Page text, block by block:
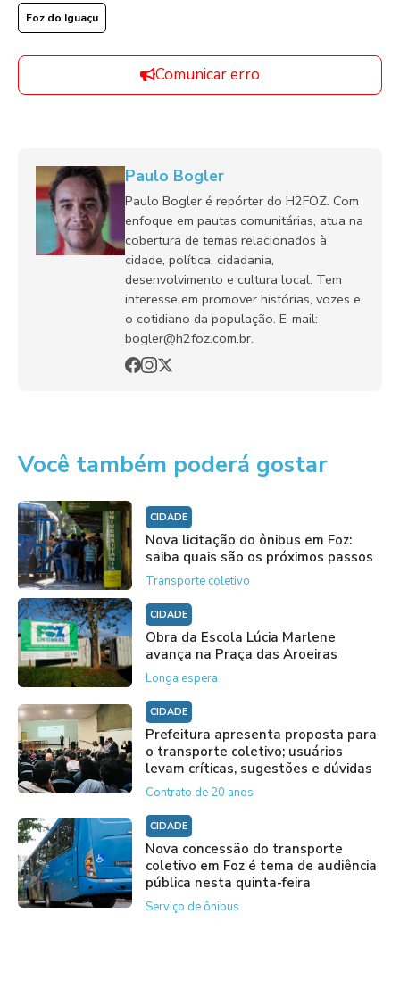
Foz do Iguaçu
Comunicar erro
Paulo Bogler
Paulo Bogler é repórter do H2FOZ. Com
enfoque em pautas comunitárias, atua na
cobertura de temas relacionados à
cidade, política, cidadania,
desenvolvimento e cultura local. Tem
interesse em promover histórias, vozes e
o cotidiano da população. E-mail:
bogler@h2foz.com.br.
Você também poderá gostar
CIDADE
Nova licitação do ônibus em Foz:
saiba quais são os próximos passos
Transporte coletivo
CIDADE
Obra da Escola Lúcia Marlene
avança na Praça das Aroeiras
Longa espera
CIDADE
Prefeitura apresenta proposta para
o transporte coletivo; usuários
levam críticas, sugestões e dúvidas
Contrato de 20 anos
CIDADE
Nova concessão do transporte
coletivo em Foz é tema de audiência
pública nesta quinta-feira
Serviço de ônibus